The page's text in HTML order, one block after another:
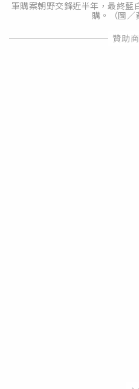
軍購案朝野交鋒近半年，最終藍
購。（圖／